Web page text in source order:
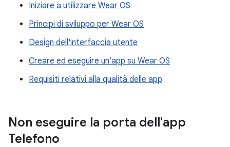
Iniziare a utilizzare Wear OS
Principi di sviluppo per Wear OS
Design dell'interfaccia utente
Creare ed eseguire un'app su Wear OS
Requisiti relativi alla qualità delle app
Non eseguire la porta dell'app
Telefono